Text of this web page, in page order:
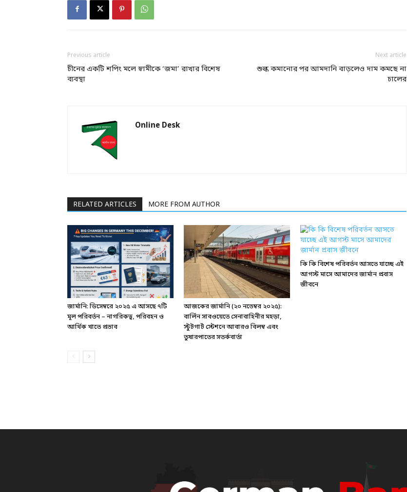
Previous article
চীনের একটি শপিং মলে স্বামীকে ‘জমা’ রাখার বিশেষ
ব্যবস্থা
Next article
শুল্ক কমানোর পর আমদানি বাড়লেও দাম কমছে না
চালের
Online Desk
RELATED ARTICLES MORE FROM AUTHOR
জার্মানি: ডিসেম্বরে ২০২৫ এ আসছে ৭টি
মূল পরিবর্তন – নাগরিকত্ব, পরিবহন ও
আর্থিক খাতে প্রভাব
আজকের জার্মানি (২০ নভেম্বর ২০২৫):
বার্লিন সাবওয়েতে সেনাবাহিনীর মহড়া,
স্টুটগার্ট স্টেশনে আবারও বিলম্ব এবং
তুষারপাতের সতর্কবার্তা
কি কি বিশেষ পরিবর্তন আসতে যাচ্ছে এই
আগস্ট মাসে আমাদের জার্মান প্রবাস
জীবনে